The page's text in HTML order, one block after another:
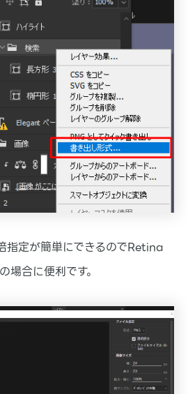
指定が簡単にできるのでRetina
場合に便利です。